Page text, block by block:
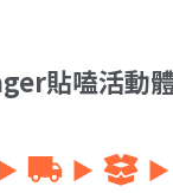
貼嗑活動